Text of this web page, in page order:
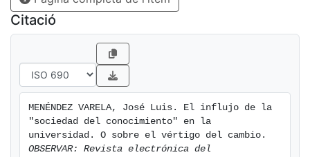
para compensar la más amplia divulgación del
proceso de Bolonia, se ha considerado en particular
las características de tal reforma en el modelo de
investigación universitaria.
Citació
MENÉNDEZ VARELA, José Luis. El influjo de la
"sociedad del conocimiento" en la
OBSERVAR: Revista electrónica del